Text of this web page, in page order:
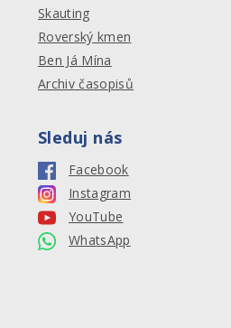
Skauting
Roverský kmen
Ben Já Mína
Archiv časopisů
Sleduj nás
Facebook
Instagram
YouTube
WhatsApp